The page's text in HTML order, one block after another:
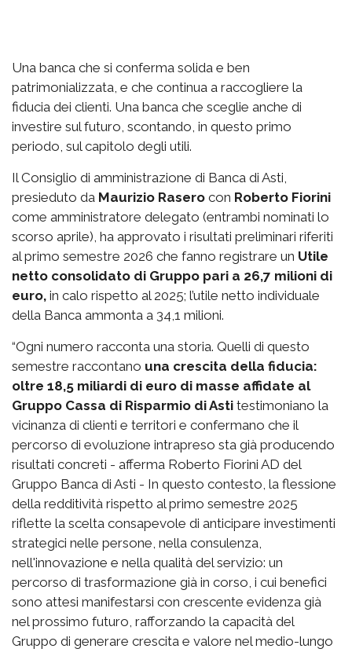
Una banca che si conferma solida e ben
patrimonializzata, e che continua a raccogliere la
fiducia dei clienti. Una banca che sceglie anche di
investire sul futuro, scontando, in questo primo
periodo, sul capitolo degli utili.
Il Consiglio di amministrazione di Banca di Asti,
presieduto da Maurizio Rasero con Roberto Fiorini
come amministratore delegato (entrambi nominati lo
scorso aprile), ha approvato i risultati preliminari riferiti
al primo semestre 2026 che fanno registrare un Utile
netto consolidato di Gruppo pari a 26,7 milioni di
euro, in calo rispetto al 2025; l’utile netto individuale
della Banca ammonta a 34,1 milioni.
“Ogni numero racconta una storia. Quelli di questo
semestre raccontano una crescita della fiducia:
oltre 18,5 miliardi di euro di masse affidate al
Gruppo Cassa di Risparmio di Asti testimoniano la
vicinanza di clienti e territori e confermano che il
percorso di evoluzione intrapreso sta già producendo
risultati concreti - afferma Roberto Fiorini AD del
Gruppo Banca di Asti - In questo contesto, la flessione
della redditività rispetto al primo semestre 2025
riflette la scelta consapevole di anticipare investimenti
strategici nelle persone, nella consulenza,
nell'innovazione e nella qualità del servizio: un
percorso di trasformazione già in corso, i cui benefici
sono attesi manifestarsi con crescente evidenza già
nel prossimo futuro, rafforzando la capacità del
Gruppo di generare crescita e valore nel medio-lungo